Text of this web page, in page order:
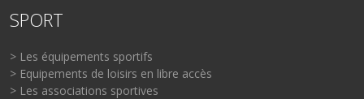
SPORT
> Les équipements sportifs
> Equipements de loisirs en libre accès
> Les associations sportives